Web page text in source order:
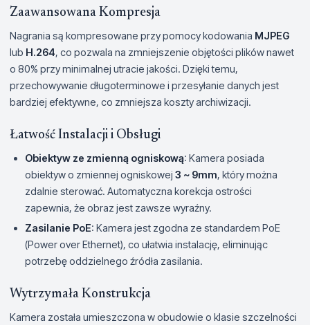
Zaawansowana Kompresja
Nagrania są kompresowane przy pomocy kodowania MJPEG
lub H.264, co pozwala na zmniejszenie objętości plików nawet
o 80% przy minimalnej utracie jakości. Dzięki temu,
przechowywanie długoterminowe i przesyłanie danych jest
bardziej efektywne, co zmniejsza koszty archiwizacji.
Łatwość Instalacji i Obsługi
Obiektyw ze zmienną ogniskową: Kamera posiada
obiektyw o zmiennej ogniskowej 3 ~ 9mm, który można
zdalnie sterować. Automatyczna korekcja ostrości
zapewnia, że obraz jest zawsze wyraźny.
Zasilanie PoE: Kamera jest zgodna ze standardem PoE
(Power over Ethernet), co ułatwia instalację, eliminując
potrzebę oddzielnego źródła zasilania.
Wytrzymała Konstrukcja
Kamera została umieszczona w obudowie o klasie szczelności